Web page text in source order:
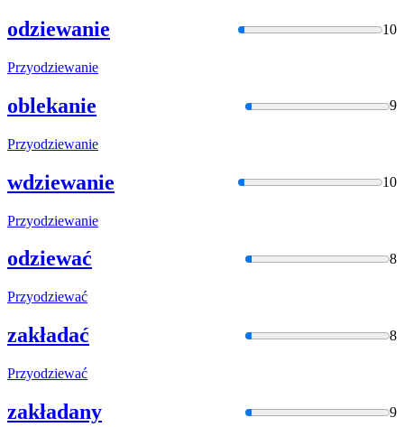
odziewanie 10
Przyodziewanie
oblekanie 9
Przyodziewanie
wdziewanie 10
Przyodziewanie
odziewać 8
Przyodziewać
zakładać 8
Przyodziewać
zakładany 9